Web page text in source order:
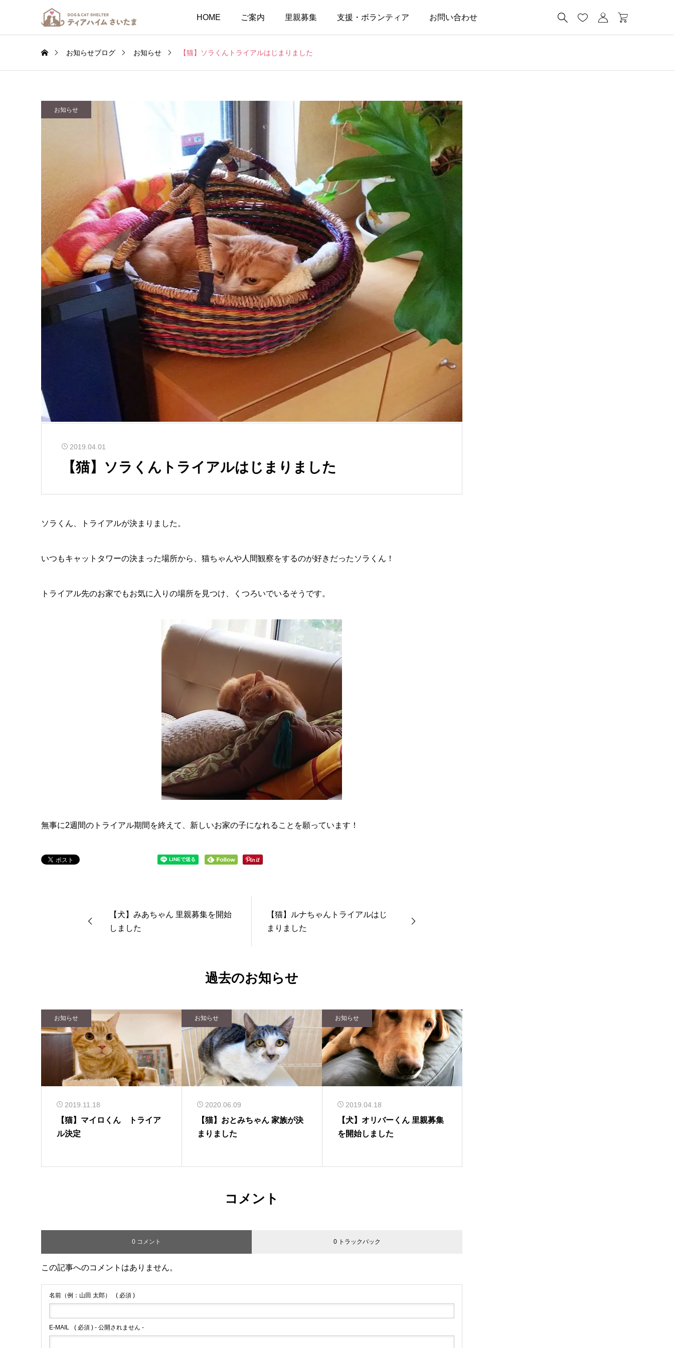
HOME ご案内 里親募集 支援・ボランティア お問い合わせ    
お知らせブログ お知らせ 【猫】ソラくんトライアルはじまりました
お知らせ
2019.04.01
【猫】ソラくんトライアルはじまりました
ソラくん、トライアルが決まりました。
いつもキャットタワーの決まった場所から、猫ちゃんや人間観察をするのが好きだったソラくん！
トライアル先のお家でもお気に入りの場所を見つけ、くつろいでいるそうです。
無事に2週間のトライアル期間を終えて、新しいお家の子になれることを願っています！
【犬】みあちゃん 里親募集を開始
しました
【猫】ルナちゃんトライアルはじ
まりました
過去のお知らせ
お知らせ
2019.11.18
【猫】マイロくん トライア
ル決定
お知らせ
2020.06.09
【猫】おとみちゃん 家族が決
まりました
お知らせ
2019.04.18
【犬】オリバーくん 里親募集
を開始しました
コメント
0 コメント 0 トラックバック
この記事へのコメントはありません。
名前（例：山田 太郎） ( 必須 )
E-MAIL ( 必須 ) - 公開されません -